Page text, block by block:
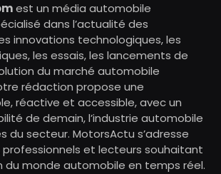
est un média automobile
dans l’actualité des
innovations technologiques, les
les essais, les lancements de
du marché automobile
rédaction propose une
réactive et accessible, avec un
de demain, l’industrie automobile
du secteur. MotorsActu s’adresse
professionnels et lecteurs souhaitant
du monde automobile en temps réel.